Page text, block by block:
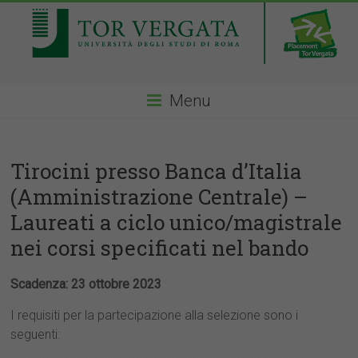
Menu
Tirocini presso Banca d’Italia
(Amministrazione Centrale) –
Laureati a ciclo unico/magistrale
nei corsi specificati nel bando
Scadenza: 23 ottobre 2023
I requisiti per la partecipazione alla selezione sono i
seguenti: